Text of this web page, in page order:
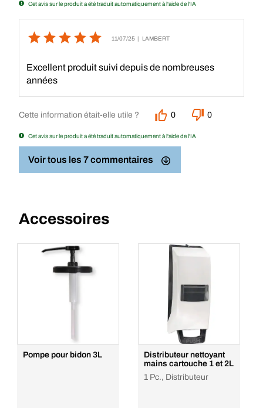
Cet avis sur le produit a été traduit automatiquement à l'aide de l'IA
11/07/25 | LAMBERT
Excellent produit suivi depuis de nombreuses
années
Cette information était-elle utile ? 0 0
Cet avis sur le produit a été traduit automatiquement à l'aide de l'IA
Voir tous les 7 commentaires
Accessoires
Pompe pour bidon 3L
Distributeur nettoyant
mains cartouche 1 et 2L
1 Pc., Distributeur